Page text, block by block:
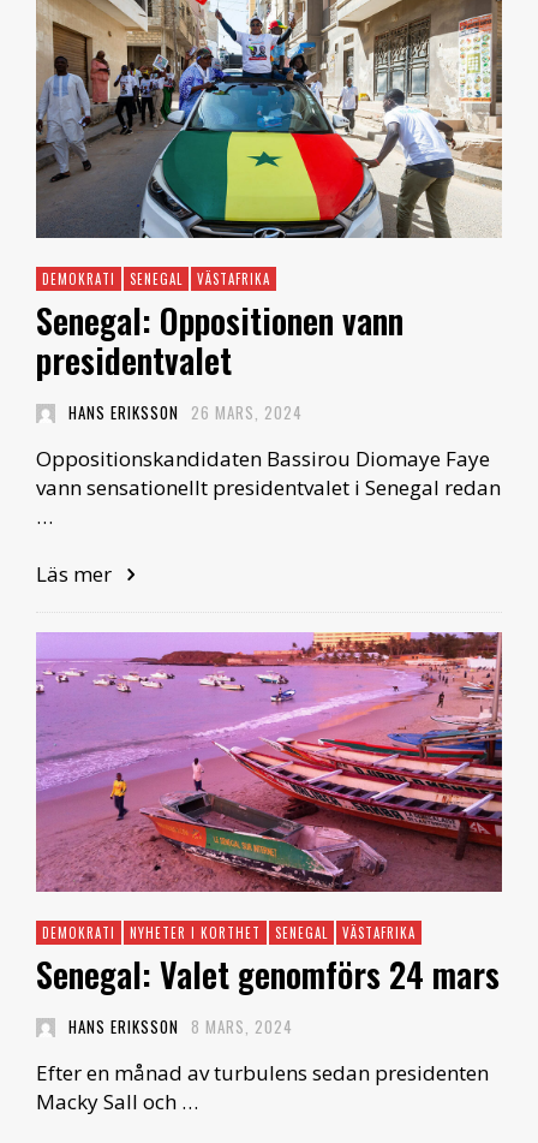
DEMOKRATI SENEGAL VÄSTAFRIKA
Senegal: Oppositionen vann
presidentvalet
HANS ERIKSSON 26 MARS, 2024
Oppositionskandidaten Bassirou Diomaye Faye
vann sensationellt presidentvalet i Senegal redan
…
Läs mer
DEMOKRATI NYHETER I KORTHET SENEGAL VÄSTAFRIKA
Senegal: Valet genomförs 24 mars
HANS ERIKSSON 8 MARS, 2024
Efter en månad av turbulens sedan presidenten
Macky Sall och …